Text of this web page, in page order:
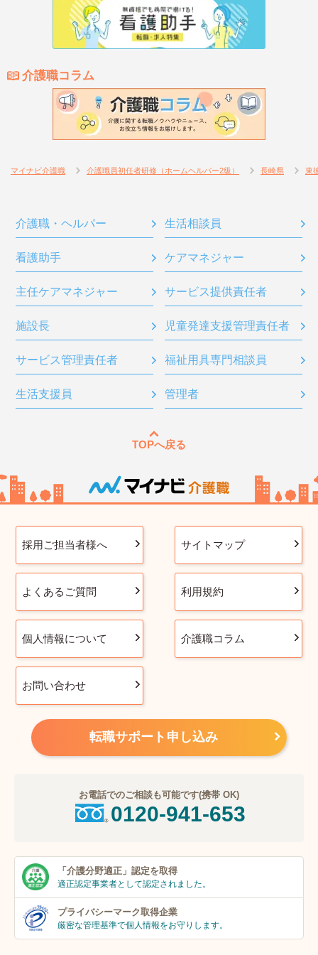
介護職コラム
マイナビ介護職 介護職員初任者研修（ホームヘルパー2級） 長崎県 東
介護職・ヘルパー 生活相談員
看護助手 ケアマネジャー
主任ケアマネジャー サービス提供責任者
施設長 児童発達支援管理責任者
サービス管理責任者 福祉用具専門相談員
生活支援員 管理者
TOPへ戻る
採用ご担当者様へ サイトマップ
よくあるご質問 利用規約
個人情報について 介護職コラム
お問い合わせ
転職サポート申し込み
お電話でのご相談も可能です(携帯 OK)
0120-941-653
「介護分野適正」 認定を取得
適正認定事業者として認定されました。
プライバシーマーク取得企業
厳密な管理基準で個人情報をお守りします。